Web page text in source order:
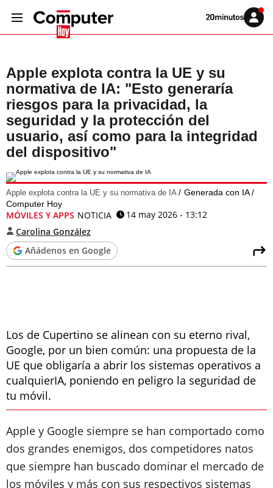
Volver
Iniciar
sesión
Apple explota contra la UE y su
normativa de IA: "Esto generaría
riesgos para la privacidad, la
seguridad y la protección del
usuario, así como para la integridad
del dispositivo"
Apple explota contra la UE y su normativa de IA
Generada con IA /
Computer Hoy
MÓVILES Y APPS NOTICIA
14 may 2026 - 13:12
Carolina González
Añádenos en Google
Los de Cupertino se alinean con su eterno rival,
Google, por un bien común: una propuesta de la
UE que obligaría a abrir los sistemas operativos a
cualquierIA, poniendo en peligro la seguridad de
tu móvil.
Apple y Google siempre se han comportado como
dos grandes enemigos, dos competidores natos
que siempre han buscado dominar el mercado de
los móviles y más con sus respectivos sistemas